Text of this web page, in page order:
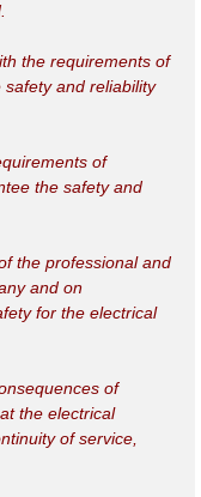
the requirements of
and reliability
of
the safety and
the professional and
and on
for the electrical
of
the electrical
of service,